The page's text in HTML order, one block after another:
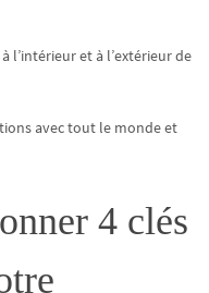
l’intérieur et à l’extérieur de
avec tout le monde et
4 clés